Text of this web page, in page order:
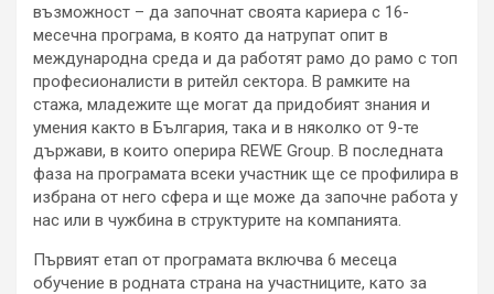
възможност – да започнат своята кариера с 16-
месечна програма, в която да натрупат опит в
международна среда и да работят рамо до рамо с топ
професионалисти в ритейл сектора. В рамките на
стажа, младежите ще могат да придобият знания и
умения както в България, така и в няколко от 9-те
държави, в които оперира REWE Group. В последната
фаза на програмата всеки участник ще се профилира в
избрана от него сфера и ще може да започне работа у
нас или в чужбина в структурите на компанията.
Първият етап от програмата включва 6 месеца
обучение в родната страна на участниците, като за